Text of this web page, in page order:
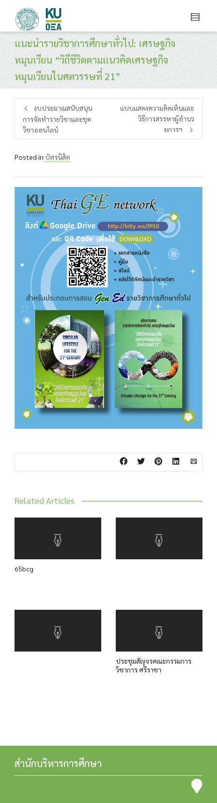
แนะนำรายวิชาการศึกษาทั่วไป: เศรษฐกิจ
หมุนเวียน “วิถีชีวิตตามแนวคิดเศรษฐกิจ
หมุนเวียนในศตวรรษที่ 21”
งบประมาณสนับสนุน
การจัดทำรายวิชาและชุด
วิชาออนไลน์
แบบแสดงความคิดเห็นและ
วิธีการสรรหาผู้อำนว
ยการฯ
Posted in บัตรนิสิต
Related Articles
65bcg
ประชุมสัญจรคณะกรรมการ
วิชาการ ศรีราชา
สำนักบริหารการศึกษา